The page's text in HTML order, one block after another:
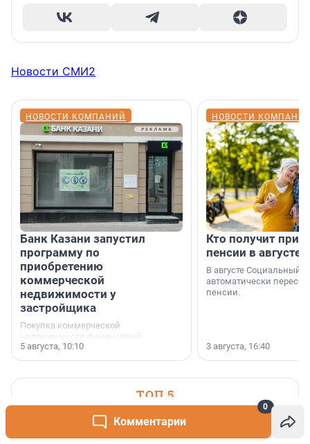
Комментарии
0
Новости СМИ2
НОВОСТИ КОМПАНИЙ
Банк Казани запустил
программу по
приобретению
коммерческой
недвижимости у
застройщика
Покупка коммерческой
недвижимости финансовый
инструмент, доступный для многих
предпринимателей. Будь то новый
или готовый арендный бизнес —
успех сделки зависит от правильного
финансирования.
5 августа, 10:10
НОВОСТИ
Кто получит
пенсии в августе
В августе Социальный
автоматически
пенсии.
3 августа, 16:40
ТОП 5
Погибшие и пострадавшие. Что
известно о взрыве в центре